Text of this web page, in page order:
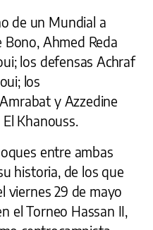
de un Mundial a
Ahmed Reda
los defensas Achraf
los
y Azzedine
Khanouss.
entre ambas
historia, de los que
viernes 29 de mayo
el Torneo Hassan II,